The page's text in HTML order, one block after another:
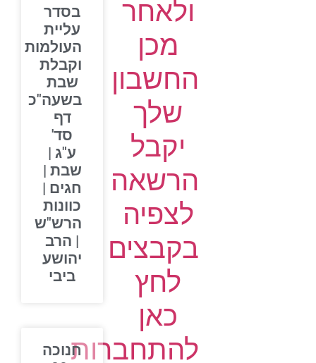
ולאחר
מכן
החשבון
שלך
יקבל
הרשאה
לצפיה
בקבצים
לחץ
כאן
להתחברות
בסדר
עליית
העולמות
וקבלת
שבת
בשעה"כ
דף
סד'
ע"ג |
שבת |
חגים |
כוונות
הרש"ש
| הרב
יהושע
ביבי
חנוכה